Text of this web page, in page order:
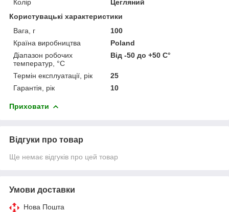
Колір
Цегляний
Користувацькі характеристики
Вага, г
100
Країна виробництва
Poland
Діапазон робочих
температур, °С
Від -50 до +50 С°
Термін експлуатації, рік
25
Гарантія, рік
10
Приховати
Відгуки про товар
Ще немає відгуків про цей товар
Умови доставки
Нова Пошта